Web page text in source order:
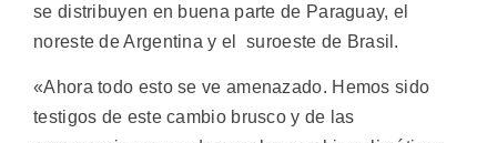
se distribuyen en buena parte de Paraguay, el
noreste de Argentina y el suroeste de Brasil.
«Ahora todo esto se ve amenazado. Hemos sido
testigos de este cambio brusco y de las